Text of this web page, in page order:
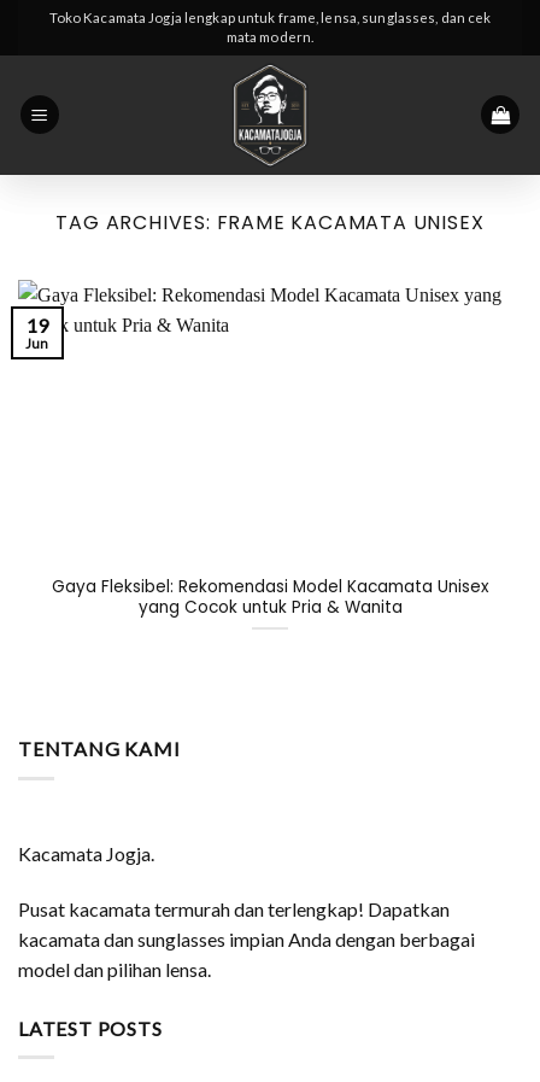
Toko Kacamata Jogja lengkap untuk frame, lensa, sunglasses, dan cek
mata modern.
TAG ARCHIVES: FRAME KACAMATA UNISEX
Gaya Fleksibel: Rekomendasi Model Kacamata Unisex
yang Cocok untuk Pria & Wanita
19
Jun
TENTANG KAMI
Kacamata Jogja.
Pusat kacamata termurah dan terlengkap! Dapatkan
kacamata dan sunglasses impian Anda dengan berbagai
model dan pilihan lensa.
LATEST POSTS